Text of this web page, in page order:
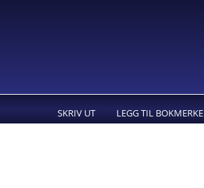
SKRIV UT LEGG TIL BOKMERKE